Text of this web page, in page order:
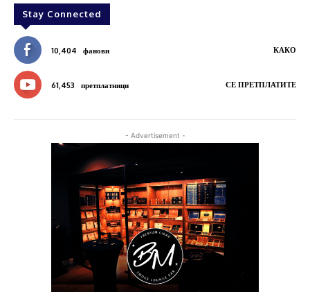
Stay Connected
10,404 фанови КАКО
61,453 претплатници СЕ ПРЕТПЛАТИТЕ
- Advertisement -